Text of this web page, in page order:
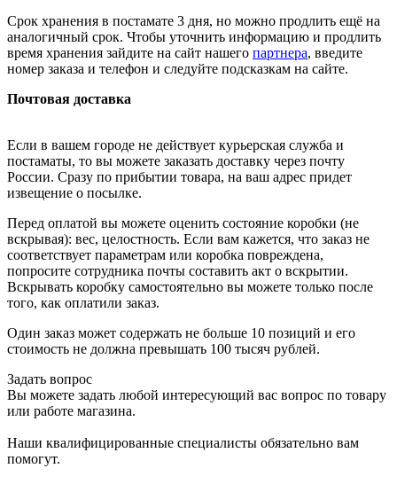
Срок хранения в постамате 3 дня, но можно продлить ещё на
аналогичный срок. Чтобы уточнить информацию и продлить
время хранения зайдите на сайт нашего партнера, введите
номер заказа и телефон и следуйте подсказкам на сайте.
Почтовая доставка
Если в вашем городе не действует курьерская служба и
постаматы, то вы можете заказать доставку через почту
России. Сразу по прибытии товара, на ваш адрес придет
извещение о посылке.
Перед оплатой вы можете оценить состояние коробки (не
вскрывая): вес, целостность. Если вам кажется, что заказ не
соответствует параметрам или коробка повреждена,
попросите сотрудника почты составить акт о вскрытии.
Вскрывать коробку самостоятельно вы можете только после
того, как оплатили заказ.
Один заказ может содержать не больше 10 позиций и его
стоимость не должна превышать 100 тысяч рублей.
Задать вопрос
Вы можете задать любой интересующий вас вопрос по товару
или работе магазина.
Наши квалифицированные специалисты обязательно вам
помогут.